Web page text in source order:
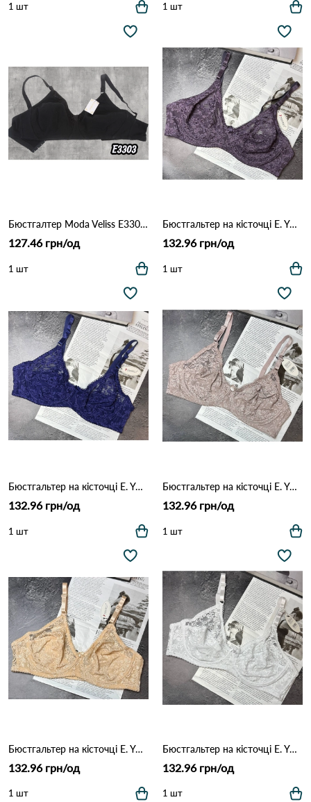
1 шт 1 шт
Бюстгалтер Moda Veliss E3303 16,1 Чорний
127.46 грн/од
1 шт
Бюстгальтер на кісточці E. YADAILI 5013 3,1 Темно фиолетовый
132.96 грн/од
1 шт
Бюстгальтер на кісточці E. YADAILI 5013 3,1 Темно Синій
132.96 грн/од
1 шт
Бюстгальтер на кісточці E. YADAILI 5013 3,1 Кофейний
132.96 грн/од
1 шт
Бюстгальтер на кісточці E. YADAILI 5013 3,1 Бежевий
132.96 грн/од
1 шт
Бюстгальтер на кісточці E. YADAILI 5013 3,1 Білий
132.96 грн/од
1 шт